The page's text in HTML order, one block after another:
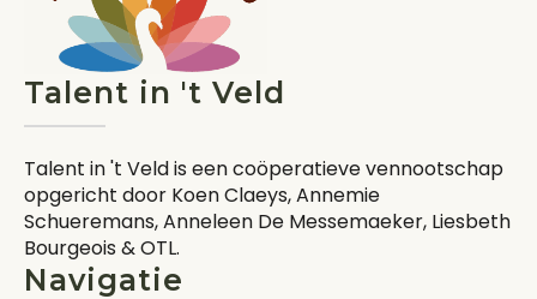
Talent in 't Veld
Talent in 't Veld is een coöperatieve vennootschap
opgericht door Koen Claeys, Annemie
Schueremans, Anneleen De Messemaeker, Liesbeth
Bourgeois & OTL.
Navigatie